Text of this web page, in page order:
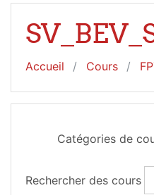
Accueil Cours
Catégories de
Rechercher des cours